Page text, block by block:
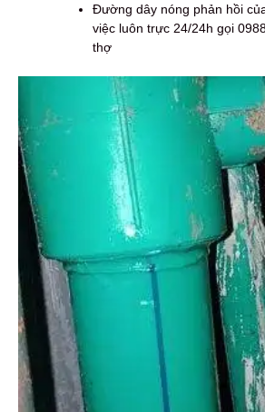
Đường dây nóng phản hồi
việc luôn trực 24/24h gọi
thợ